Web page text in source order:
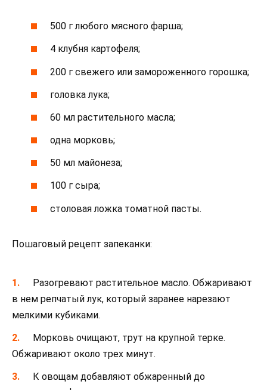
500 г любого мясного фарша;
4 клубня картофеля;
200 г свежего или замороженного горошка;
головка лука;
60 мл растительного масла;
одна морковь;
50 мл майонеза;
100 г сыра;
столовая ложка томатной пасты.
Пошаговый рецепт запеканки:
Разогревают растительное масло. Обжаривают
в нем репчатый лук, который заранее нарезают
мелкими кубиками.
Морковь очищают, трут на крупной терке.
Обжаривают около трех минут.
К овощам добавляют обжаренный до